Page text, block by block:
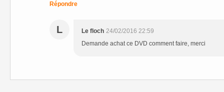
Répondre
L Le floch 24/02/2016 22:59
Demande achat ce DVD comment faire, merci